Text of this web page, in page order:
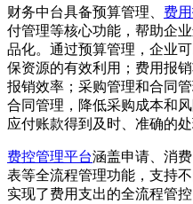
财务中台具备预算管理、 费
付管理等核心功能，帮助企
品化。通过预算管理，企业
保资源的有效利用；费用报
报销效率；采购管理和合同
合同管理，降低采购成本和
应付账款得到及时、准确的处
费控管理平台涵盖申请、消
表等全流程管理功能，支持
实现了费用支出的全流程管